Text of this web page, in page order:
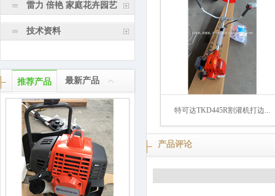
雷力 倍艳 家庭花卉园艺
技术资料
推荐产品 最新产品
特可达TKD445R割灌机打边...
产品评论